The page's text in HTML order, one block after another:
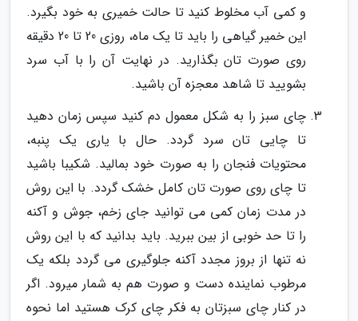
و کمی آب مخلوط کنید تا حالت خمیری به خود بگیرد.
این خمیر گیاهی را باید تا یک ماه، روزی 20 تا 20 دقیقه
روی صورت تان بگذارید. در نهایت آن را با آب سرد
بشویید تا شاهد معجزه آن باشید.
چای سبز را به شکل معمول دم کنید سپس زمان دهید
تا چایی تان سرد گردد. حال با یاری یک پنبه،
محتویات فنجان را به صورت خود بمالید. شکیبا باشید
تا چای روی صورت تان کامل خشک گردد. با این روش
در مدت زمان کمی می توانید جای زخم، جوش و آکنه
را تا حد خوبی از بین ببرید. باید بدانید که با این روش
نه تنها از بروز مجدد آکنه جلوگیری می گردد بلکه یک
مرطوب نماینده دست و صورت هم به شمار میرود. اگر
در کنار چای سبزتان به فکر چای کرک هستید اما نحوه